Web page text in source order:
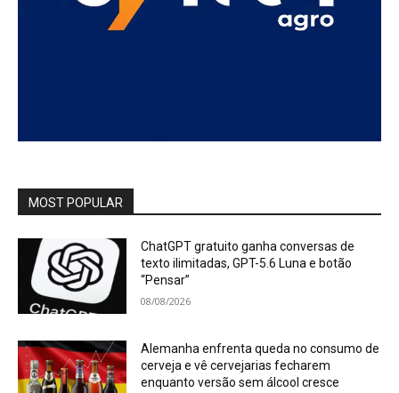
MOST POPULAR
ChatGPT gratuito ganha conversas de
texto ilimitadas, GPT-5.6 Luna e botão
“Pensar”
08/08/2026
Alemanha enfrenta queda no consumo de
cerveja e vê cervejarias fecharem
enquanto versão sem álcool cresce